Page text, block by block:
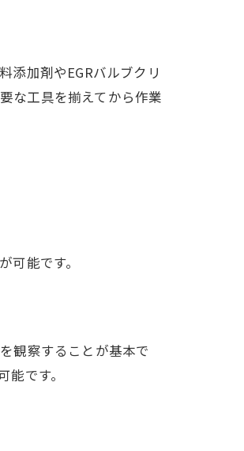
添加剤やEGRバルブクリ
な工具を揃えてから作業
能です。
観察することが基本で
です。